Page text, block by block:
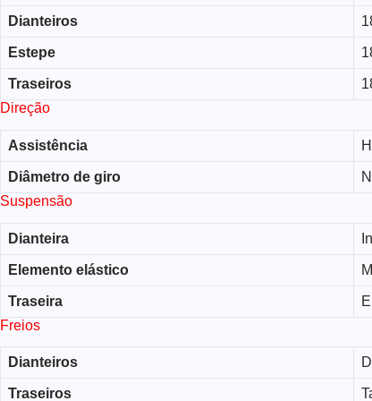
Dianteiros
Estepe
Traseiros
Direção
Assistência
Diâmetro de giro
Suspensão
Dianteira
Elemento elástico
Traseira
Freios
Dianteiros
Traseiros